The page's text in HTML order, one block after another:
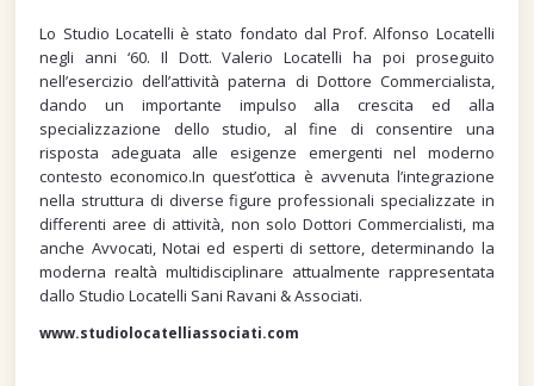
Lo Studio Locatelli è stato fondato dal Prof. Alfonso Locatelli
negli anni ‘60. Il Dott. Valerio Locatelli ha poi proseguito
nell’esercizio dell’attività paterna di Dottore Commercialista,
dando un importante impulso alla crescita ed alla
specializzazione dello studio, al fine di consentire una
risposta adeguata alle esigenze emergenti nel moderno
contesto economico.In quest’ottica è avvenuta l’integrazione
nella struttura di diverse figure professionali specializzate in
differenti aree di attività, non solo Dottori Commercialisti, ma
anche Avvocati, Notai ed esperti di settore, determinando la
moderna realtà multidisciplinare attualmente rappresentata
dallo Studio Locatelli Sani Ravani & Associati.
www.studiolocatelliassociati.com